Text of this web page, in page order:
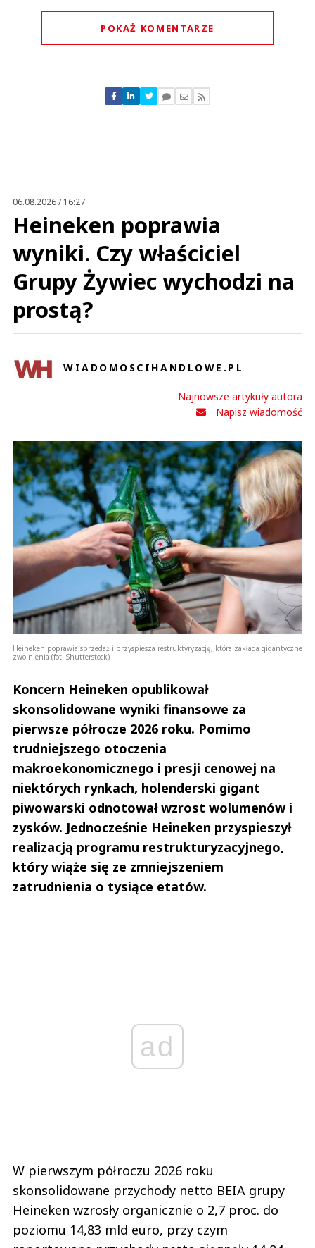
POKAŻ KOMENTARZE
Nie znaleziono komentarzy
Zostaw swoje komentarze
06.08.2026 / 16:27
Heineken poprawia
wyniki. Czy właściciel
Grupy Żywiec wychodzi na
prostą?
WIADOMOSCIHANDLOWE.PL
Najnowsze artykuły autora
Napisz wiadomość
Heineken poprawia sprzedaż i przyspiesza restruktyryzację, która zakłada gigantyczne
zwolnienia (fot. Shutterstock)
Koncern Heineken opublikował
skonsolidowane wyniki finansowe za
pierwsze półrocze 2026 roku. Pomimo
trudniejszego otoczenia
makroekonomicznego i presji cenowej na
niektórych rynkach, holenderski gigant
piwowarski odnotował wzrost wolumenów i
zysków. Jednocześnie Heineken przyspieszył
realizacją programu restrukturyzacyjnego,
który wiąże się ze zmniejszeniem
zatrudnienia o tysiące etatów.
ad
W pierwszym półroczu 2026 roku
skonsolidowane przychody netto BEIA grupy
Heineken wzrosły organicznie o 2,7 proc. do
poziomu 14,83 mld euro, przy czym